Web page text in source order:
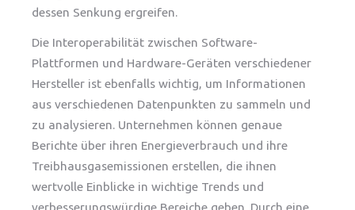
dessen Senkung ergreifen.
Die Interoperabilität zwischen Software-
Plattformen und Hardware-Geräten verschiedener
Hersteller ist ebenfalls wichtig, um Informationen
aus verschiedenen Datenpunkten zu sammeln und
zu analysieren. Unternehmen können genaue
Berichte über ihren Energieverbrauch und ihre
Treibhausgasemissionen erstellen, die ihnen
wertvolle Einblicke in wichtige Trends und
verbesserungswürdige Bereiche geben. Durch eine